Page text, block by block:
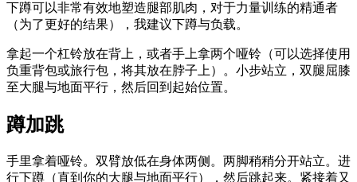
下蹲可以非常有效地塑造腿部肌肉，对于力量训练的精通者
（为了更好的结果），我建议下蹲与负载。
拿起一个杠铃放在背上，或者手上拿两个哑铃（可以选择使用
负重背包或旅行包，将其放在脖子上）。小步站立，双腿屈膝
至大腿与地面平行，然后回到起始位置。
蹲加跳
手里拿着哑铃。双臂放低在身体两侧。两脚稍稍分开站立。进
行下蹲（直到你的大腿与地面平行），然后跳起来。紧接着又